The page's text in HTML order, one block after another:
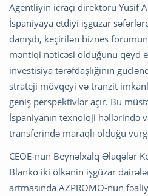
Agentliyin icraçı direktoru Yusif
İspaniyaya etdiyi işgüzar
danışıb, keçirilən biznes
məntiqi nəticəsi olduğunu qeyd
investisiya tərəfdaşlığının
strateji mövqeyi və tranzit
geniş perspektivlər açır. Bu
İspaniyanın texnoloji həllərində
transferində maraqlı olduğu
CEOE-nun Beynəlxalq Əlaqələr
Blanko iki ölkənin işgüzar
artmasında AZPROMO-nun